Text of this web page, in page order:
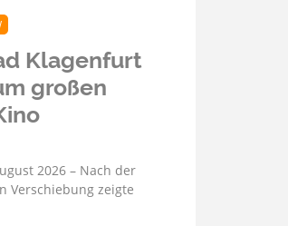
Klagenfurt
großen
2026 – Nach der
Verschiebung zeigte